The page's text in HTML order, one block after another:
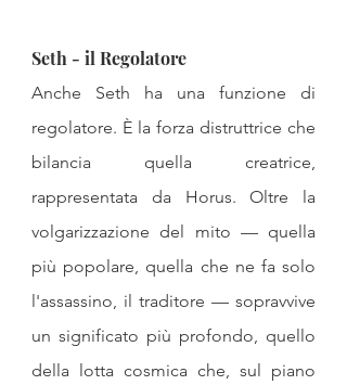
Seth - il Regolatore
Anche Seth ha una funzione di
regolatore. È la forza distruttrice che
bilancia quella creatrice,
rappresentata da Horus. Oltre la
volgarizzazione del mito — quella
più popolare, quella che ne fa solo
l'assassino, il traditore — sopravvive
un significato più profondo, quello
della lotta cosmica che, sul piano